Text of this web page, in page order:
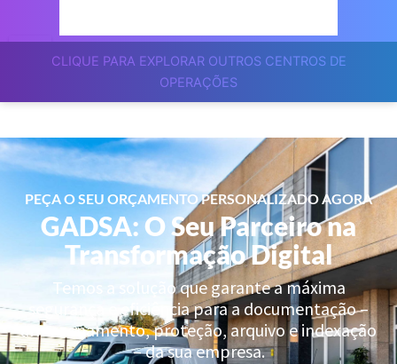
CLIQUE PARA EXPLORAR OUTROS CENTROS DE
OPERAÇÕES
PEÇA O SEU ORÇAMENTO PERSONALIZADO AGORA
GADSA: O Seu Parceiro na
Transformação Digital
Temos a solução que garante a máxima
segurança e eficiência para a documentação –
armazenamento, proteção, arquivo e indexação
– da sua empresa.